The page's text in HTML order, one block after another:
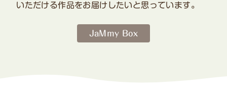
いただける作品をお届けしたいと思っています。
JaMmy Box